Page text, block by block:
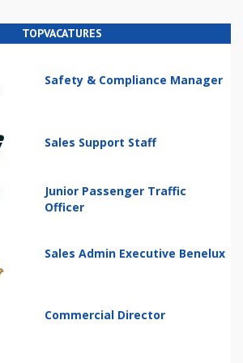
TOPVACATURES
Safety & Compliance Manager
Sales Support Staff
Junior Passenger Traffic
Officer
Sales Admin Executive Benelux
Commercial Director